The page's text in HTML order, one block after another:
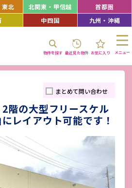
東北 北関東・甲信越
首都圏
中四国 九州・沖縄
物件を探す 最近見た物件 お気に入り メニュー
まとめて問い合わせ
の大型フリースケル
レイアウト可能です！